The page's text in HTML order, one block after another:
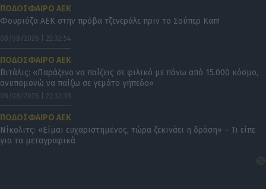
ΠΟΔΟΣΦΑΙΡΟ ΑΕΚ
Φουριόζα ΑΕΚ στην πρόβα τζενεράλε πριν το Σούπερ Καπ!
08/08/2026 | 22:32:54
ΠΟΔΟΣΦΑΙΡΟ ΑΕΚ
Βιτάλις: «Παράξενο να παίζεις σε φιλικό με πάνω από 15.000 κόσμο,
ανυπομονώ να παίξω σε γεμάτο γήπεδο»
08/08/2026 | 22:32:38
ΠΟΔΟΣΦΑΙΡΟ ΑΕΚ
Νίκολιτς: «Είμαι ευχαριστημένος, τώρα ξεκινάει η δράση» – Τι είπε
για τα μεταγραφικά